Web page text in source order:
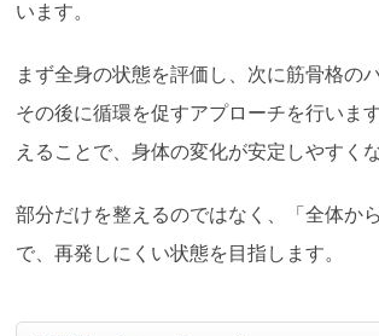
います。
まず全身の状態を評価し、次に筋骨格の
その後に循環を促すアプローチを行いま
えることで、身体の変化が安定しやすく
部分だけを整えるのではなく、「全体か
で、再発しにくい状態を目指します。